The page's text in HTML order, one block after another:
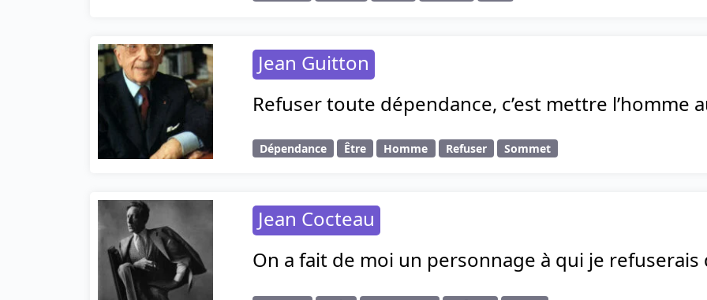
Jean Guitton
Refuser toute dépendance, c’est mettre l’homme
Dépendance Être Homme Refuser Sommet
Jean Cocteau
On a fait de moi un personnage à qui je refuserais